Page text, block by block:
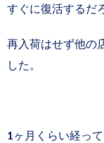
すぐに復活するだ
再入荷はせず他の
した。
1ヶ月くらい経っ